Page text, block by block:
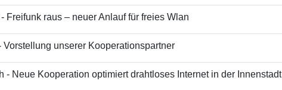
Freifunk raus – neuer Anlauf für freies Wlan
Vorstellung unserer Kooperationspartner
- Neue Kooperation optimiert drahtloses Internet in der Innenstadt